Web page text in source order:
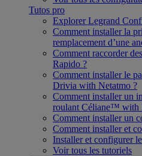
Tutos pro
Explorer Legrand
Comment installer la
remplacement d’une
Comment raccorder
Rapido ?
Comment installer le
Drivia with Netatmo ?
Comment installer un
roulant Céliane™ with
Comment installer un
Comment installer et
Installer et configurer
Voir tous les tutoriels